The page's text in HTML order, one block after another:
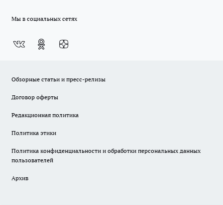
Мы в социальных сетях
Обзорные статьи и пресс-релизы
Договор оферты
Редакционная политика
Политика этики
Политика конфиденциальности и обработки персональных данных
пользователей
Архив